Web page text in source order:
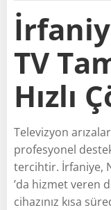
TV
Hızlı
Televizyon
profesyonel
tercihtir. İrfaniye,
’da hizmet veren
cihazınız kısa